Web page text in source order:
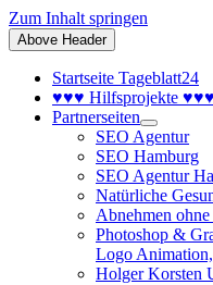
Zum Inhalt springen
Above Header
Startseite Tageblatt24
♥♥♥ Hilfsprojekte ♥♥♥
Partnerseiten
SEO Agentur
SEO Hamburg
SEO Agentur
Natürliche
Abnehmen
Photoshop &
Logo
Holger Korsten